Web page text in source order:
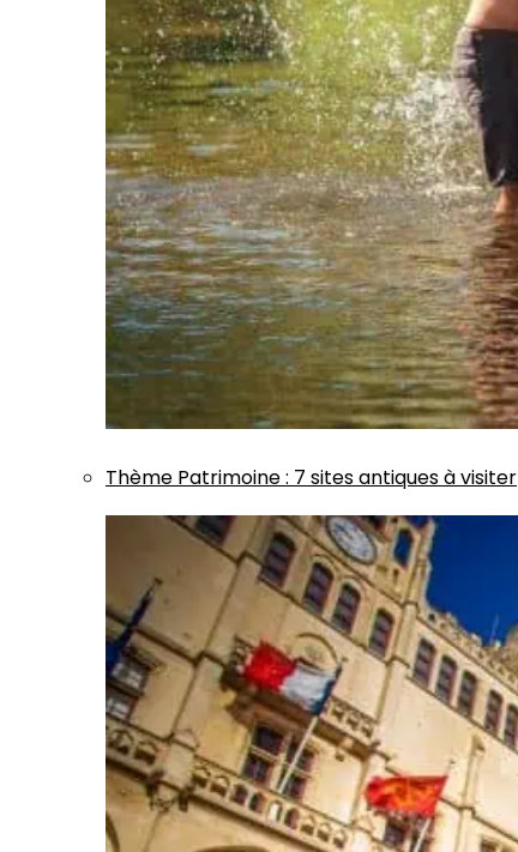
Thème Patrimoine: 7 sites antiques à visiter